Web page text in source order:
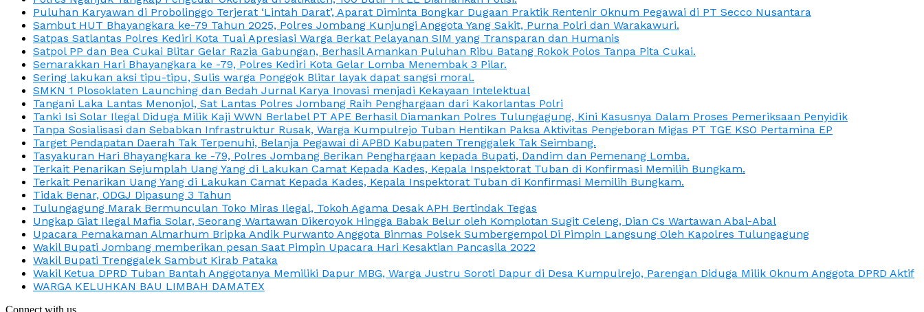
Puluhan Karyawan di Probolinggo Terjerat ‘Lintah Darat’, Aparat Diminta Bongkar Dugaan Praktik Rentenir Oknum Pegawai di PT Secco Nusantara
Sambut HUT Bhayangkara ke-79 Tahun 2025, Polres Jombang Kunjungi Anggota Yang Sakit, Purna Polri dan Warakawuri.
Satpas Satlantas Polres Kediri Kota Tuai Apresiasi Warga Berkat Pelayanan SIM yang Transparan dan Humanis
Satpol PP dan Bea Cukai Blitar Gelar Razia Gabungan, Berhasil Amankan Puluhan Ribu Batang Rokok Polos Tanpa Pita Cukai.
Semarakkan Hari Bhayangkara ke -79, Polres Kediri Kota Gelar Lomba Menembak 3 Pilar.
Sering lakukan aksi tipu-tipu, Sulis warga Ponggok Blitar layak dapat sangsi moral.
SMKN 1 Plosoklaten Launching dan Bedah Jurnal Karya Inovasi menjadi Kekayaan Intelektual
Tangani Laka Lantas Menonjol, Sat Lantas Polres Jombang Raih Penghargaan dari Kakorlantas Polri
Tanki Isi Solar Ilegal Diduga Milik Kaji WWN Berlabel PT APE Berhasil Diamankan Polres Tulungagung, Kini Kasusnya Dalam Proses Pemeriksaan Penyidik
Tanpa Sosialisasi dan Sebabkan Infrastruktur Rusak, Warga Kumpulrejo Tuban Hentikan Paksa Aktivitas Pengeboran Migas PT TGE KSO Pertamina EP
Target Pendapatan Daerah Tak Terpenuhi, Belanja Pegawai di APBD Kabupaten Trenggalek Tak Seimbang.
Tasyakuran Hari Bhayangkara ke -79, Polres Jombang Berikan Penghargaan kepada Bupati, Dandim dan Pemenang Lomba.
Terkait Penarikan Sejumplah Uang Yang di Lakukan Camat Kepada Kades, Kepala Inspektorat Tuban di Konfirmasi Memilih Bungkam.
Terkait Penarikan Uang Yang di Lakukan Camat Kepada Kades, Kepala Inspektorat Tuban di Konfirmasi Memilih Bungkam.
Tidak Benar, ODGJ Dipasung 3 Tahun
Tulungagung Marak Bermunculan Toko Miras Ilegal, Tokoh Agama Desak APH Bertindak Tegas
Ungkap Giat Ilegal Mafia Solar, Seorang Wartawan Dikeroyok Hingga Babak Belur oleh Komplotan Sugit Celeng, Dian Cs Wartawan Abal-Abal
Upacara Pemakaman Almarhum Bripka Andik Purwanto Anggota Binmas Polsek Sumbergempol Di Pimpin Langsung Oleh Kapolres Tulungagung
Wakil Bupati Jombang memberikan pesan Saat Pimpin Upacara Hari Kesaktian Pancasila 2022
Wakil Bupati Trenggalek Sambut Kirab Pataka
Wakil Ketua DPRD Tuban Bantah Anggotanya Memiliki Dapur MBG, Warga Justru Soroti Dapur di Desa Kumpulrejo, Parengan Diduga Milik Oknum Anggota DPRD Aktif
WARGA KELUHKAN BAU LIMBAH DAMATEX
Connect with us